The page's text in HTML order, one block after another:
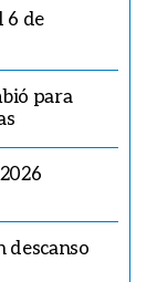
6 de
para
descanso